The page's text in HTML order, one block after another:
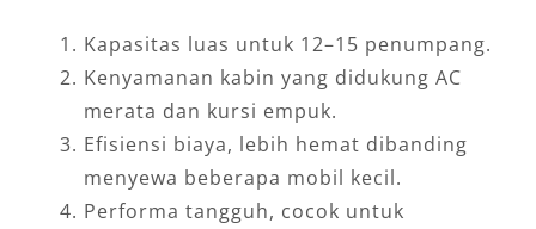
Kapasitas luas untuk 12–15 penumpang.
Kenyamanan kabin yang didukung AC
merata dan kursi empuk.
Efisiensi biaya, lebih hemat dibanding
menyewa beberapa mobil kecil.
Performa tangguh, cocok untuk